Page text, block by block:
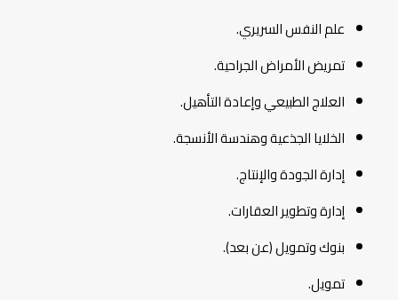
علم النفس السريري.
تمريض الأمراض الجراحية.
العلاج الطبيعي وإعادة التأهيل.
الخلايا الجذعية وهندسة الأنسجة.
إدارة الجودة والإنتاج.
إدارة وتطوير العقارات.
بنوك وتمويل (عن بعد).
تمويل.